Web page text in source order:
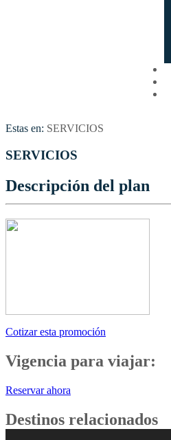
Estas en: SERVICIOS
SERVICIOS
Descripción del plan
Cotizar esta promoción
Vigencia para viajar:
Reservar ahora
Destinos relacionados